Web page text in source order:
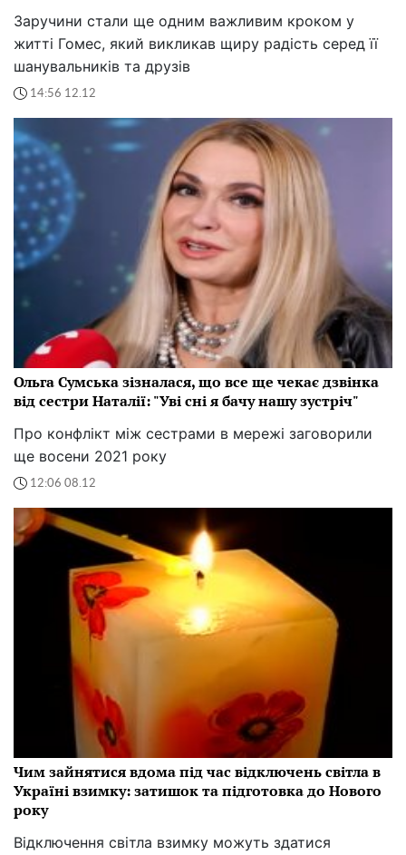
Заручини стали ще одним важливим кроком у
житті Гомес, який викликав щиру радість серед її
шанувальників та друзів
14:56 12.12
Ольга Сумська зізналася, що все ще чекає дзвінка
від сестри Наталії: "Уві сні я бачу нашу зустріч"
Про конфлікт між сестрами в мережі заговорили
ще восени 2021 року
12:06 08.12
Чим зайнятися вдома під час відключень світла в
Україні взимку: затишок та підготовка до Нового
року
Відключення світла взимку можуть здатися